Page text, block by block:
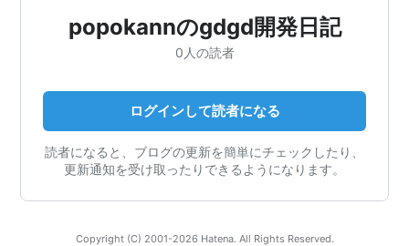
popokannのgdgd開発日記
0人の読者
ログインして読者になる
読者になると、ブログの更新を簡単にチェックしたり、
更新通知を受け取ったりできるようになります。
Copyright (C) 2001-2026 Hatena. All Rights Reserved.